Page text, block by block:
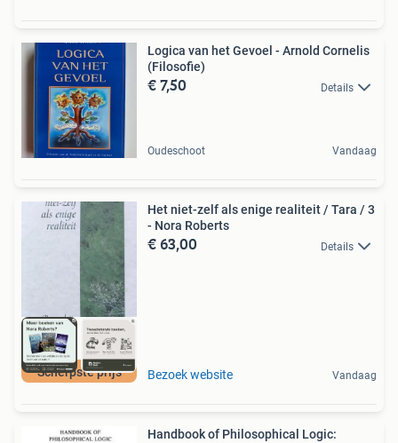
Logica van het Gevoel - Arnold Cornelis
(Filosofie)
€ 7,50 Details
Oudeschoot Vandaag
Scherpste prijs
Het niet-zelf als enige realiteit / Tara / 3
- Nora Roberts
€ 63,00 Details
Bezoek website Vandaag
Handbook of Philosophical Logic: